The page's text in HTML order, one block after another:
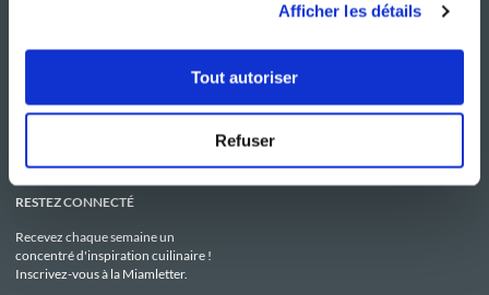
Afficher les détails
Tout autoriser
Refuser
Le Mag'
Boutique
C.G.U
Politique de confidentialité
Utilisation des Cookies
RESTEZ CONNECTÉ
Recevez chaque semaine un
concentré d'inspiration cuilinaire !
Inscrivez-vous à la Miamletter.